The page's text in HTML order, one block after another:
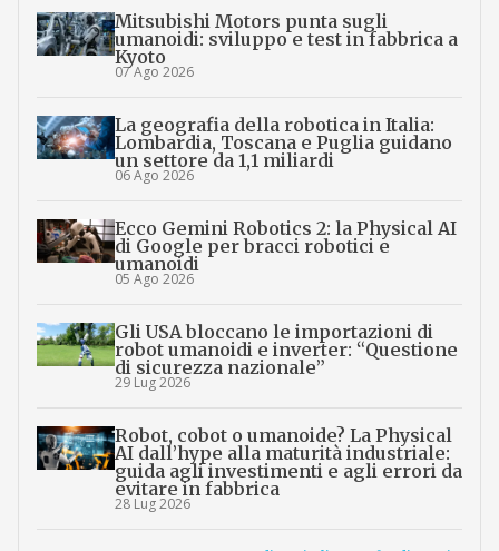
Canali
Industrial IT
ROBOTICA
Mitsubishi Motors punta sugli
umanoidi: sviluppo e test in fabbrica a
Kyoto
07 Ago 2026
La geografia della robotica in Italia:
Lombardia, Toscana e Puglia guidano
un settore da 1,1 miliardi
06 Ago 2026
Ecco Gemini Robotics 2: la Physical AI
di Google per bracci robotici e
umanoidi
05 Ago 2026